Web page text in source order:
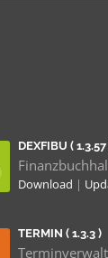
DEXFIBU ( 1.3.57
Download |
TERMIN ( 1.3.3 )